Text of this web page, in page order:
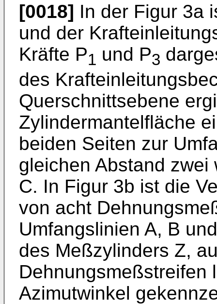
[0018] In der Figur 3a
und der
Kräfte P1 und P3
des
Querschnittsebene
Zylindermantelfläche
beiden Seiten zur
gleichen Abstand zwei
C. In Figur 3b ist die
von acht
Umfangslinien A, B
des Meßzylinders Z,
Dehnungsmeßstreifen
Azimutwinkel